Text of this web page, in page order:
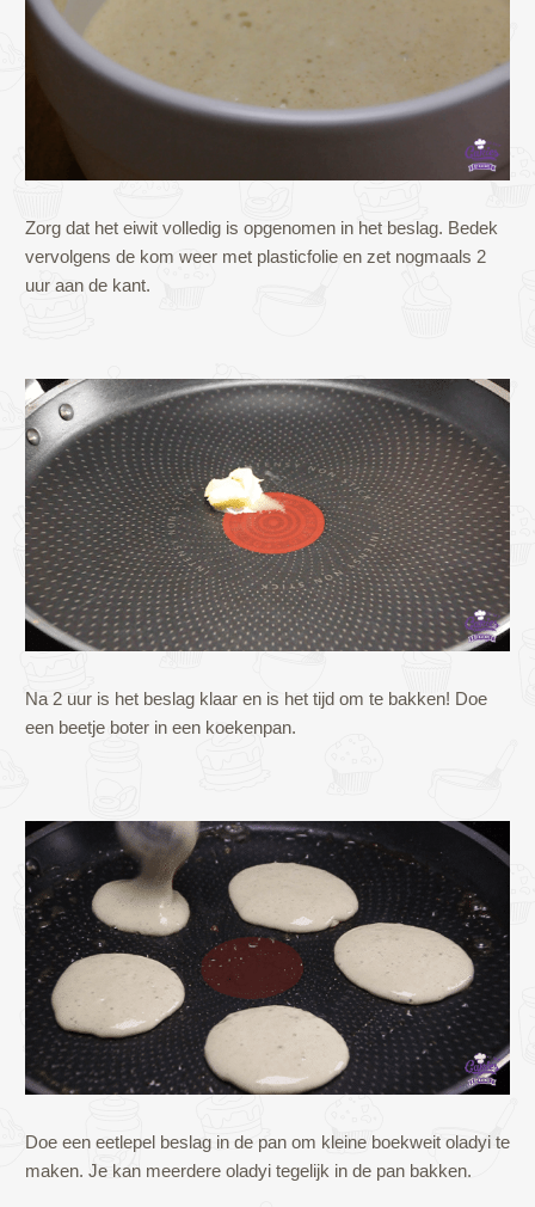
Zorg dat het eiwit volledig is opgenomen in het beslag. Bedek
vervolgens de kom weer met plasticfolie en zet nogmaals 2
uur aan de kant.
Na 2 uur is het beslag klaar en is het tijd om te bakken! Doe
een beetje boter in een koekenpan.
Doe een eetlepel beslag in de pan om kleine boekweit oladyi te
maken. Je kan meerdere oladyi tegelijk in de pan bakken.